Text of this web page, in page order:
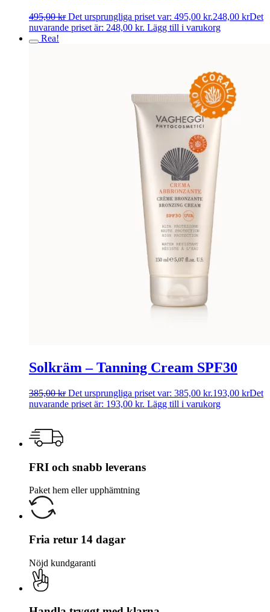
495,00kr Det ursprungliga priset var: 495,00 kr.248,00 krDet
nuvarande priset är: 248,00 kr. Lägg till i varukorg
Rea!
Solkräm – Tanning Cream SPF30
385,00kr Det ursprungliga priset var: 385,00 kr.193,00 krDet
nuvarande priset är: 193,00 kr. Lägg till i varukorg
FRI och snabb leverans
Paket hem eller upphämtning
Fria retur 14 dagar
Nöjd kundgaranti